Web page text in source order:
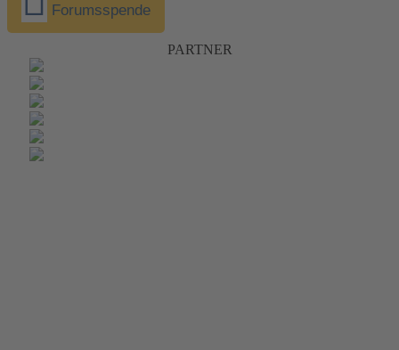
Forumsspende
PARTNER